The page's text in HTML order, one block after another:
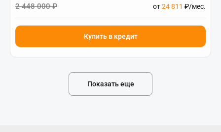
2 448 000 ₽ от24 811 ₽/мес.
Купить в кредит
Показать еще